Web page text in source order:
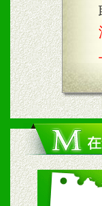
3、根
具。
四、市
1、根
2、根
3、根